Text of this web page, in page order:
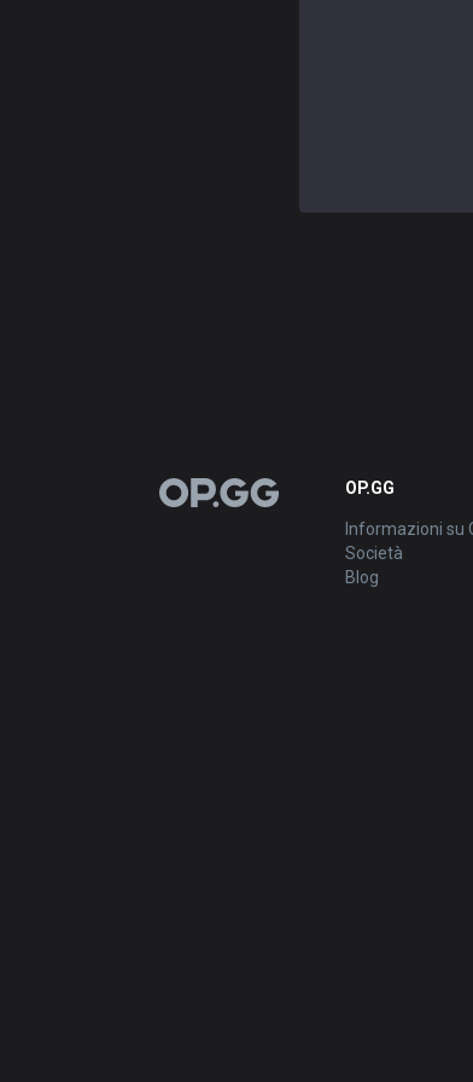
OP.GG OP.GG
Informazioni su
Società
Blog